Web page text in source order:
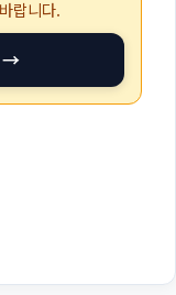
랍니다.
→